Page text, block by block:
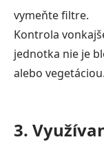
vymeňte filtre.
Kontrola
jednotka nie je
alebo vegetáciou.
3.